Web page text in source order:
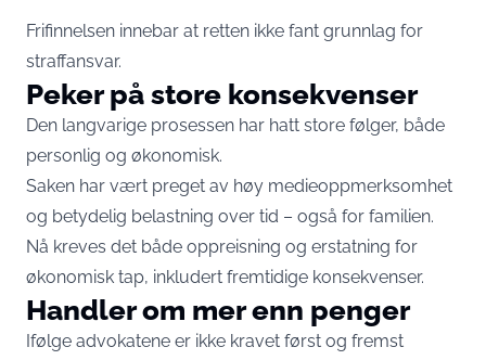
Frifinnelsen innebar at retten ikke fant grunnlag for
straffansvar.
Peker på store konsekvenser
Den langvarige prosessen har hatt store følger, både
personlig og økonomisk.
Saken har vært preget av høy medieoppmerksomhet
og betydelig belastning over tid – også for familien.
Nå kreves det både oppreisning og erstatning for
økonomisk tap, inkludert fremtidige konsekvenser.
Handler om mer enn penger
Ifølge advokatene er ikke kravet først og fremst